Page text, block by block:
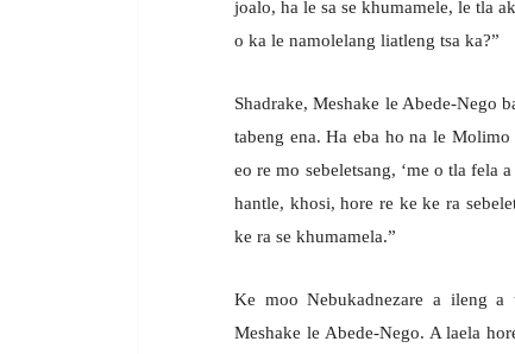
joalo, ha le sa se khumamele, le tla
o ka le namolelang liatleng tsa ka?”
Shadrake, Meshake le Abede-Nego
tabeng ena. Ha eba ho na le
eo re mo sebeletsang, ‘me o tla fela
hantle, khosi, hore re ke ke ra
ke ra se khumamela.”
Ke moo Nebukadnezare a ileng a
Meshake le Abede-Nego. A laela